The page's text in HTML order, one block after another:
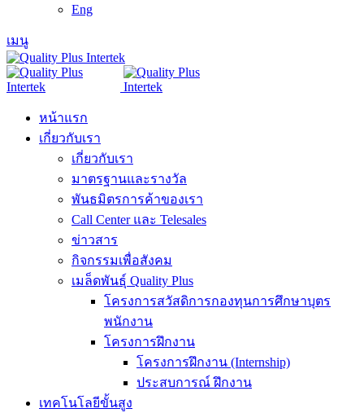
Eng
เมนู
หน้าแรก
เกี่ยวกับเรา
เกี่ยวกับเรา
มาตรฐานและรางวัล
พันธมิตรการค้าของเรา
Call Center และ Telesales
ข่าวสาร
กิจกรรมเพื่อสังคม
เมล็ดพันธุ์ Quality Plus
โครงการสวัสดิการกองทุนการศึกษาบุตร
พนักงาน
โครงการฝึกงาน
โครงการฝึกงาน (Internship)
ประสบการณ์ ฝึกงาน
เทคโนโลยีขั้นสูง